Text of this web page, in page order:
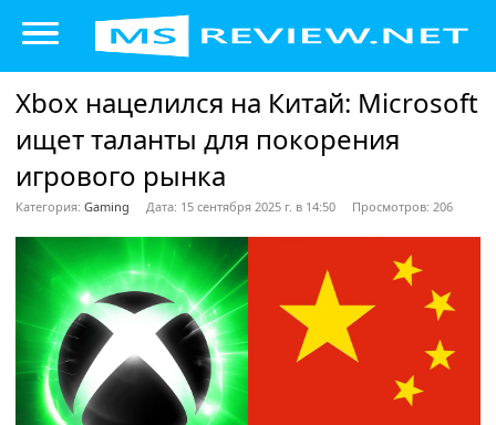
Xbox нацелился на Китай: Microsoft
ищет таланты для покорения
игрового рынка
Категория: Gaming Дата: 15 сентября 2025 г. в 14:50 Просмотров: 206